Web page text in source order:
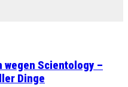
wegen Scientology –
Dinge